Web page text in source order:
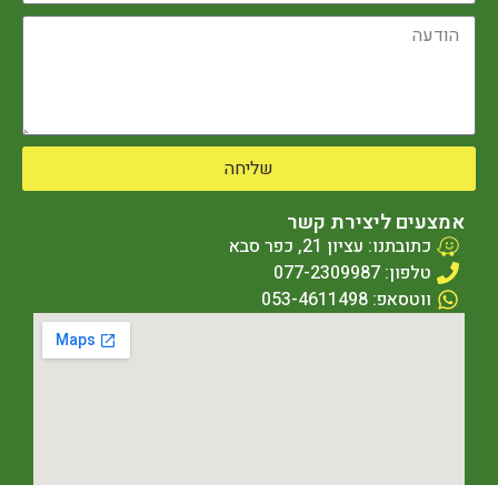
שליחה
אמצעים ליצירת קשר
כתובתנו: עציון 21, כפר סבא
טלפון: 077-2309987
ווטסאפ: 053-4611498